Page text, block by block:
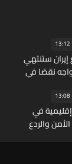
13:12
ستنتهي
نقصًا في
13:08
في
والردع